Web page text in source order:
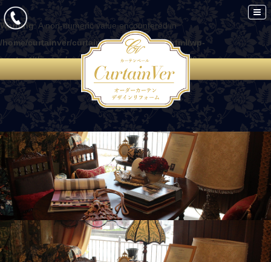
Warning: A non-numeric value encountered in
/home/curtainver/curtain-ver.com/public_html/wp-
content/themes/curtain/functions.php
on line 86